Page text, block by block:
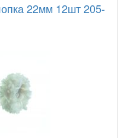
22мм 12шт 205-